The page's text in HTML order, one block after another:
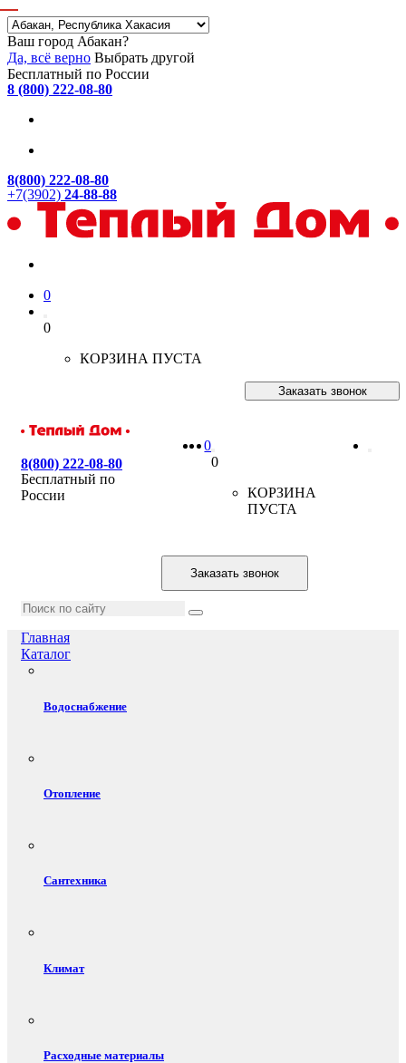
Ваш город Абакан?
Да, всё верно Выбрать другой
Бесплатный по России
8 (800) 222-08-80
8(800) 222-08-80
+7(3902) 24-88-88
0
0
КОРЗИНА ПУСТА
Заказать звонок
8(800) 222-08-80
Бесплатный по
России
0
0
КОРЗИНА
ПУСТА
Заказать звонок
Главная
Каталог
Водоснабжение
Отопление
Сантехника
Климат
Расходные материалы